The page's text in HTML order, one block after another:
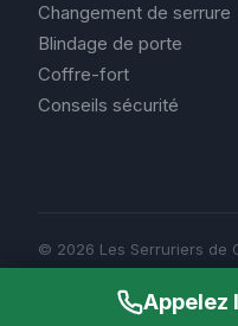
Appelez
Changement de serrure
Blindage de porte
Coffre-fort
Conseils sécurité
© 2026 Les Serruriers
confiance.fr
Mentions légales